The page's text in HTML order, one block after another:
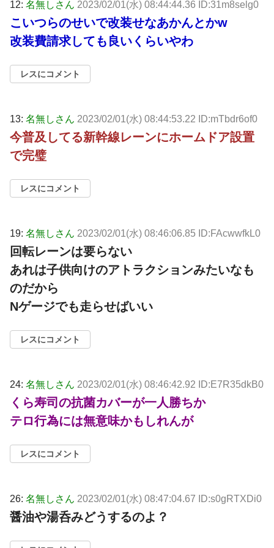
12: 名無しさん 2023/02/01(水) 08:44:44.36 ID:31m8selg0
こいつらのせいで改装せなあかんとかw
改装費請求しても良いくらいやわ
レスにコメント
13: 名無しさん 2023/02/01(水) 08:44:53.22 ID:mTbdr6of0
今普及してる新幹線レーンにホームドア設置
で完璧
レスにコメント
19: 名無しさん 2023/02/01(水) 08:46:06.85 ID:FAcwwfkL0
回転レーンは要らない
あれは子供向けのアトラクションみたいなも
のだから
Nゲージでも走らせばいい
レスにコメント
24: 名無しさん 2023/02/01(水) 08:46:42.92 ID:E7R35dkB0
くら寿司の抗菌カバーが一人勝ちか
テロ行為には無意味かもしれんが
レスにコメント
26: 名無しさん 2023/02/01(水) 08:47:04.67 ID:s0gRTXDi0
醤油や湯呑みどうするのよ？